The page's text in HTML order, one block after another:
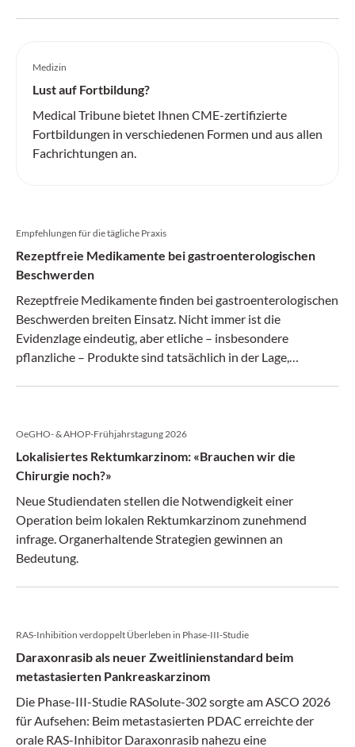
Medizin
Lust auf Fortbildung?
Medical Tribune bietet Ihnen CME-zertifizierte
Fortbildungen in verschiedenen Formen und aus allen
Fachrichtungen an.
Empfehlungen für die tägliche Praxis
Rezeptfreie Medikamente bei gastroenterologischen
Beschwerden
Rezeptfreie Medikamente finden bei gastroentero­logischen
Beschwerden breiten Einsatz. Nicht immer ist die
Evidenzlage eindeutig, aber etliche – insbesondere
pflanzliche – Produkte sind tatsächlich in der Lage,
OeGHO- & AHOP-Frühjahrstagung 2026
Lokalisiertes Rektumkarzinom: «Brauchen wir die
Chirurgie noch?»
Neue Studiendaten stellen die Notwendigkeit einer
Operation beim lokalen Rektumkarzinom zunehmend
infrage. Organerhaltende Strategien gewinnen an
Bedeutung.
RAS-Inhibition verdoppelt Überleben in Phase-III-Studie
Daraxonrasib als neuer Zweitlinienstandard beim
metastasierten Pankreaskarzinom
Die Phase-III-Studie RASolute-302 sorgte am ASCO 2026
für Aufsehen: Beim metastasierten PDAC erreichte der
orale RAS-Inhibitor Daraxonrasib nahezu eine